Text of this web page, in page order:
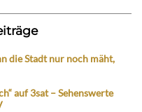
die Stadt nur noch mäht,
auf 3sat – Sehenswerte